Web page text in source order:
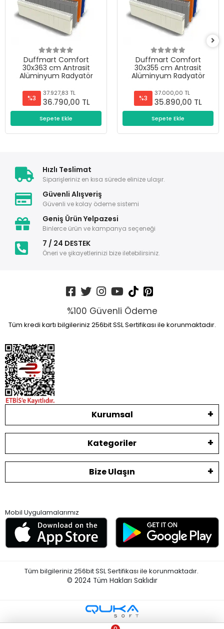
Duffmart Comfort
30x363 cm Antrasit
Alüminyum Radyatör
%3
37.927,83 TL
36.790,00 TL
Sepete Ekle
Duffmart Comfort
30x355 cm Antrasit
Alüminyum Radyatör
%3
37.000,00 TL
35.890,00 TL
Sepete Ekle
Hızlı Teslimat
Siparişleriniz en kısa sürede elinize ulaşır.
Güvenli Alışveriş
Güvenli ve kolay ödeme sistemi
Geniş Ürün Yelpazesi
Binlerce ürün ve kampanya seçeneği
7 / 24 DESTEK
Öneri ve şikayetlerinizi bize iletebilirsiniz.
%100 Güvenli Ödeme
Tüm kredi kartı bilgileriniz 256bit SSL Sertifikası ile korunmaktadır.
Kurumsal
Kategoriler
Bize Ulaşın
Mobil Uygulamalarımız
Tüm bilgileriniz 256bit SSL Sertifikası ile korunmaktadır.
© 2024 Tüm Hakları Saklıdır